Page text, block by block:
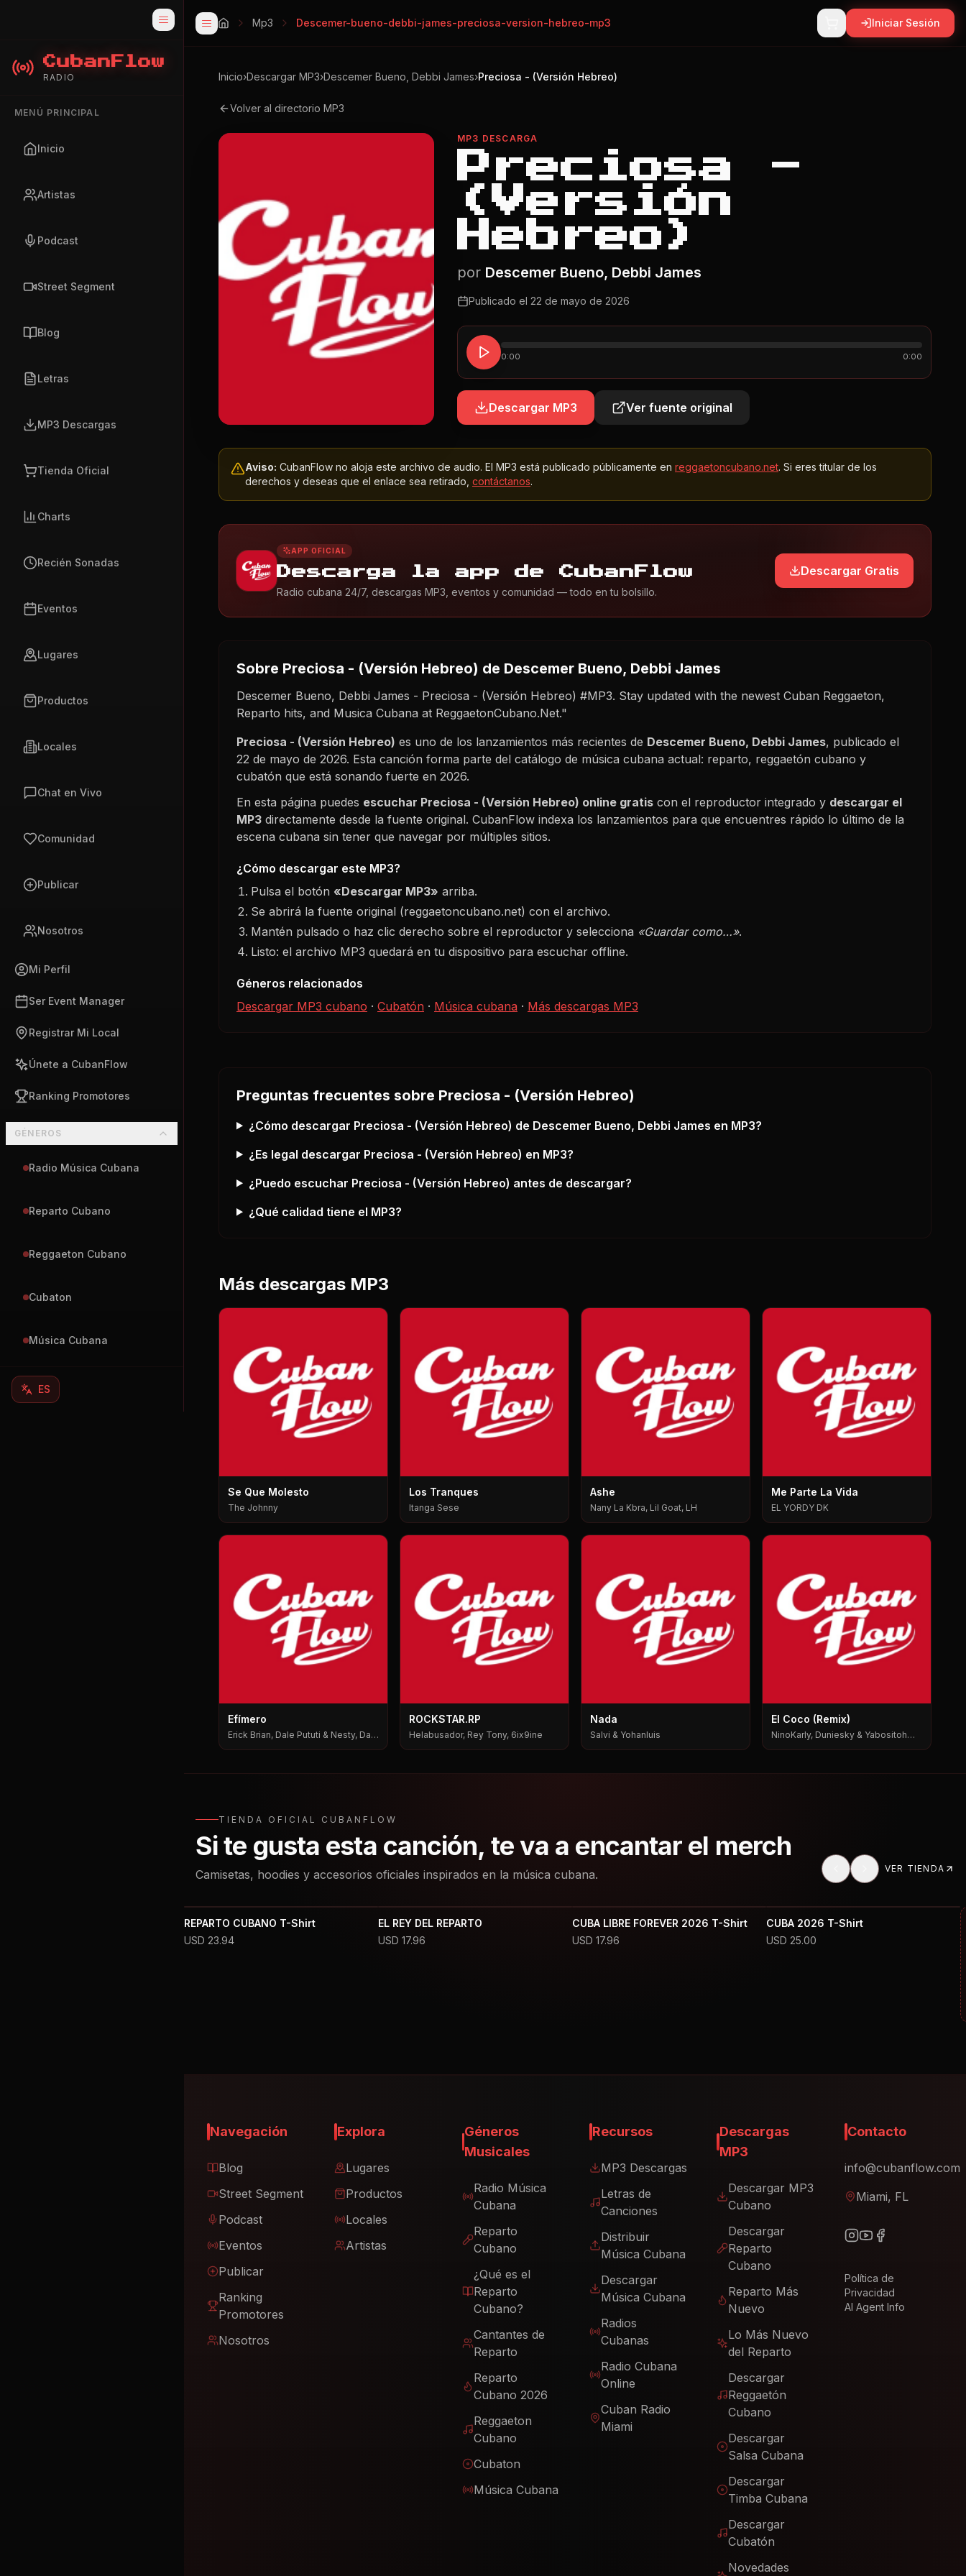
CubanFlow
RADIO
MENÚ PRINCIPAL
Inicio
Artistas
Podcast
Street Segment
Blog
Letras
MP3 Descargas
Tienda Oficial
Charts
Recién Sonadas
Eventos
Lugares
Productos
Locales
Chat en Vivo
Comunidad
Publicar
Nosotros
Mi Perfil
Ser Event Manager
Registrar Mi Local
Únete a CubanFlow
Ranking Promotores
GÉNEROS
Radio Música Cubana
Reparto Cubano
Reggaeton Cubano
Cubaton
Música Cubana
ES
Mp3 Descemer-bueno-debbi-james-preciosa-version-hebreo-mp3 Iniciar Sesión
Inicio›Descargar MP3›Descemer Bueno, Debbi James›Preciosa - (Versión Hebreo)
Volver al directorio MP3
MP3 DESCARGA
Preciosa -
(Versión
Hebreo)
por Descemer Bueno, Debbi James
Publicado el 22 de mayo de 2026
0:00 0:00
Descargar MP3 Ver fuente original
Aviso: CubanFlow no aloja este archivo de audio. El MP3 está publicado públicamente en reggaetoncubano.net. Si eres titular de los
derechos y deseas que el enlace sea retirado, contáctanos.
APP OFICIAL
Descarga la app de CubanFlow
Radio cubana 24/7, descargas MP3, eventos y comunidad — todo en tu bolsillo.
Descargar Gratis
Sobre Preciosa - (Versión Hebreo) de Descemer Bueno, Debbi James
Descemer Bueno, Debbi James - Preciosa - (Versión Hebreo) #MP3. Stay updated with the newest Cuban Reggaeton,
Reparto hits, and Musica Cubana at ReggaetonCubano.Net."
Preciosa - (Versión Hebreo) es uno de los lanzamientos más recientes de Descemer Bueno, Debbi James, publicado el
22 de mayo de 2026. Esta canción forma parte del catálogo de música cubana actual: reparto, reggaetón cubano y
cubatón que está sonando fuerte en 2026.
En esta página puedes escuchar Preciosa - (Versión Hebreo) online gratis con el reproductor integrado y descargar el
MP3 directamente desde la fuente original. CubanFlow indexa los lanzamientos para que encuentres rápido lo último de la
escena cubana sin tener que navegar por múltiples sitios.
¿Cómo descargar este MP3?
Pulsa el botón «Descargar MP3» arriba.
Se abrirá la fuente original (reggaetoncubano.net) con el archivo.
Mantén pulsado o haz clic derecho sobre el reproductor y selecciona «Guardar como…».
Listo: el archivo MP3 quedará en tu dispositivo para escuchar offline.
Géneros relacionados
Descargar MP3 cubano · Cubatón · Música cubana · Más descargas MP3
Preguntas frecuentes sobre Preciosa - (Versión Hebreo)
¿Cómo descargar Preciosa - (Versión Hebreo) de Descemer Bueno, Debbi James en MP3?
¿Es legal descargar Preciosa - (Versión Hebreo) en MP3?
¿Puedo escuchar Preciosa - (Versión Hebreo) antes de descargar?
¿Qué calidad tiene el MP3?
Más descargas MP3
Se Que Molesto
The Johnny
Los Tranques
Itanga Sese
Ashe
Nany La Kbra, Lil Goat, LH
Me Parte La Vida
EL YORDY DK
Efímero
Erick Brian, Dale Pututi & Nesty, Dale
ROCKSTAR.RP
Helabusador, Rey Tony, 6ix9ine
Nada
Salvi & Yohanluis
El Coco (Remix)
NinoKarly, Duniesky & Yabositoh
TIENDA OFICIAL CUBANFLOW
Si te gusta esta canción, te va a encantar el merch
Camisetas, hoodies y accesorios oficiales inspirados en la música cubana. VER TIENDA
REPARTO CUBANO T-Shirt
USD 23.94
EL REY DEL REPARTO
USD 17.96
CUBA LIBRE FOREVER 2026 T-Shirt
USD 17.96
CUBA 2026 T-Shirt
USD 25.00
Navegación
Blog
Street Segment
Podcast
Eventos
Publicar
Ranking
Promotores
Nosotros
Explora
Lugares
Productos
Locales
Artistas
Géneros
Musicales
Radio Música
Cubana
Reparto
Cubano
¿Qué es el
Reparto
Cubano?
Cantantes de
Reparto
Reparto
Cubano 2026
Reggaeton
Cubano
Cubaton
Música Cubana
Recursos
MP3 Descargas
Letras de
Canciones
Distribuir
Música Cubana
Descargar
Música Cubana
Radios
Cubanas
Radio Cubana
Online
Cuban Radio
Miami
Descargas
MP3
Descargar MP3
Cubano
Descargar
Reparto
Cubano
Reparto Más
Nuevo
Lo Más Nuevo
del Reparto
Descargar
Reggaetón
Cubano
Descargar
Salsa Cubana
Descargar
Timba Cubana
Descargar
Cubatón
Novedades
Contacto
info@cubanflow.com
Miami, FL
Política de
Privacidad
AI Agent Info